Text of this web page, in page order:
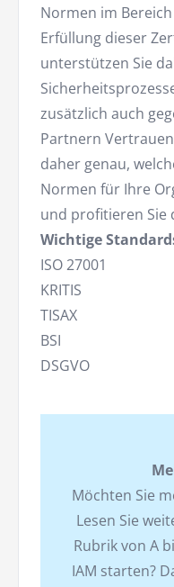
Normen im
Erfüllung dieser
unterstützen Sie
zusätzlich auch
Partnern
daher genau,
Normen für Ihre
und profitieren Sie
Wichtige
ISO 27001
KRITIS
TISAX
BSI
DSGVO
Möchten Sie
Lesen Sie
Rubrik von A
IAM starten?